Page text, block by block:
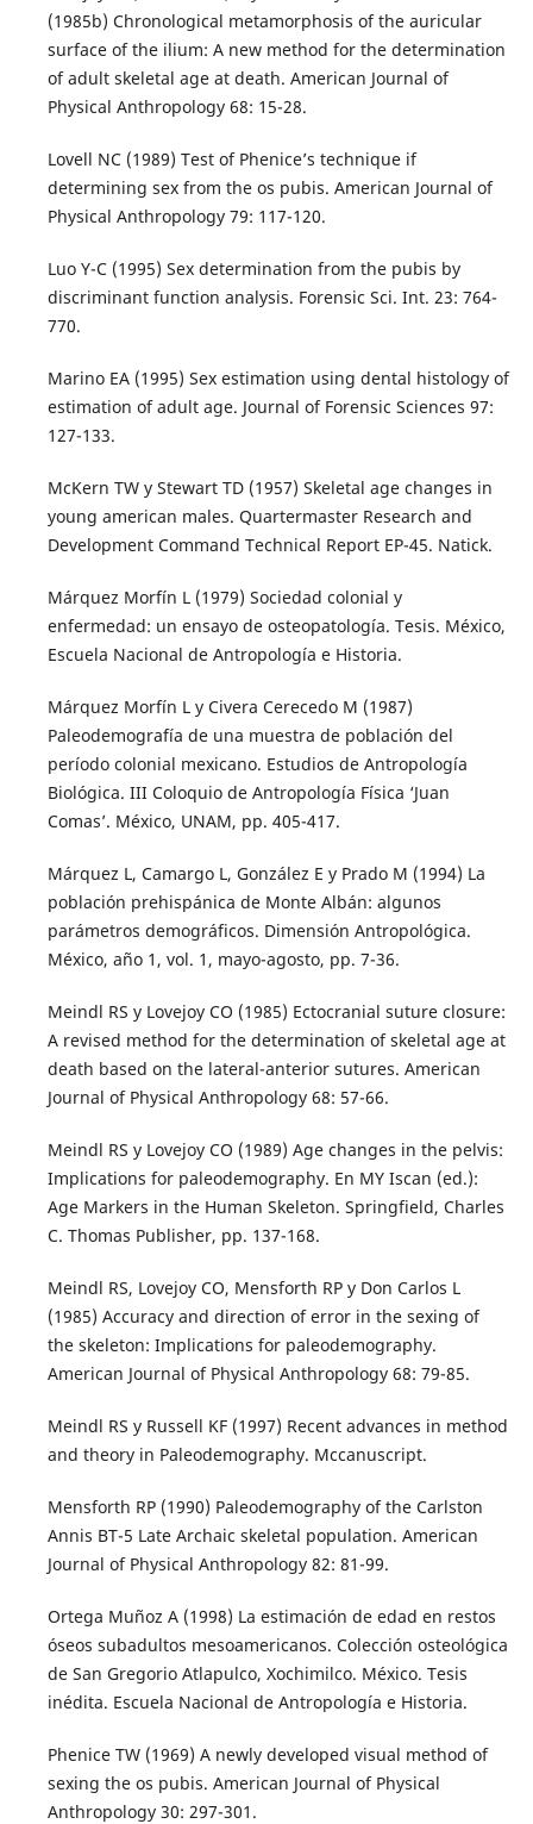
(1985b) Chronological metamorphosis of the auricular
surface of the ilium: A new method for the determination
of adult skeletal age at death. American Journal of
Physical Anthropology 68: 15-28.
Lovell NC (1989) Test of Phenice’s technique if
determining sex from the os pubis. American Journal of
Physical Anthropology 79: 117-120.
Luo Y-C (1995) Sex determination from the pubis by
discriminant function analysis. Forensic Sci. Int. 23: 764-
770.
Marino EA (1995) Sex estimation using dental histology of
estimation of adult age. Journal of Forensic Sciences 97:
127-133.
McKern TW y Stewart TD (1957) Skeletal age changes in
young american males. Quartermaster Research and
Development Command Technical Report EP-45. Natick.
Márquez Morfín L (1979) Sociedad colonial y
enfermedad: un ensayo de osteopatología. Tesis. México,
Escuela Nacional de Antropología e Historia.
Márquez Morfín L y Civera Cerecedo M (1987)
Paleodemografía de una muestra de población del
período colonial mexicano. Estudios de Antropología
Biológica. III Coloquio de Antropología Física ‘Juan
Comas’. México, UNAM, pp. 405-417.
Márquez L, Camargo L, González E y Prado M (1994) La
población prehispánica de Monte Albán: algunos
parámetros demográficos. Dimensión Antropológica.
México, año 1, vol. 1, mayo-agosto, pp. 7-36.
Meindl RS y Lovejoy CO (1985) Ectocranial suture closure:
A revised method for the determination of skeletal age at
death based on the lateral-anterior sutures. American
Journal of Physical Anthropology 68: 57-66.
Meindl RS y Lovejoy CO (1989) Age changes in the pelvis:
Implications for paleodemography. En MY Iscan (ed.):
Age Markers in the Human Skeleton. Springfield, Charles
C. Thomas Publisher, pp. 137-168.
Meindl RS, Lovejoy CO, Mensforth RP y Don Carlos L
(1985) Accuracy and direction of error in the sexing of
the skeleton: Implications for paleodemography.
American Journal of Physical Anthropology 68: 79-85.
Meindl RS y Russell KF (1997) Recent advances in method
and theory in Paleodemography. Mccanuscript.
Mensforth RP (1990) Paleodemography of the Carlston
Annis BT-5 Late Archaic skeletal population. American
Journal of Physical Anthropology 82: 81-99.
Ortega Muñoz A (1998) La estimación de edad en restos
óseos subadultos mesoamericanos. Colección osteológica
de San Gregorio Atlapulco, Xochimilco. México. Tesis
inédita. Escuela Nacional de Antropología e Historia.
Phenice TW (1969) A newly developed visual method of
sexing the os pubis. American Journal of Physical
Anthropology 30: 297-301.